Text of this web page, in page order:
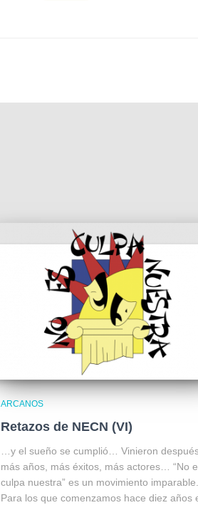
ARCANOS
Retazos de NECN (VI)
…y el sueño se cumplió… Vinieron
más años, más éxitos, más actores… “No
culpa nuestra” es un movimiento imparable.
Para los que comenzamos hace diez años